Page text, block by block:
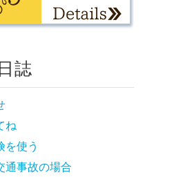
誌
ね
を使う
通事故の場合